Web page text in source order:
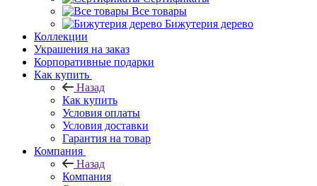
Все товары
Бижутерия дерево
Коллекции
Украшения на заказ
Корпоративные подарки
Как купить
Назад
Как купить
Условия оплаты
Условия доставки
Гарантия на товар
Компания
Назад
Компания